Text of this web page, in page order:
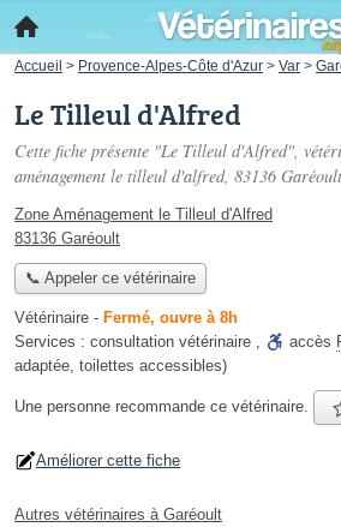
Accueil > Provence-Alpes-Côte d'Azur > Var >
Le Tilleul d'Alfred
Cette fiche présente "Le Tilleul d'Alfred",
aménagement le tilleul d'alfred, 83136
Zone Aménagement le Tilleul d'Alfred
83136 Garéoult
📞 Appeler ce vétérinaire
Vétérinaire - Fermé, ouvre à 8h
Services : consultation vétérinaire , accès
adaptée, toilettes accessibles)
Une personne recommande ce vétérinaire.
Améliorer cette fiche
Autres vétérinaires à Garéoult